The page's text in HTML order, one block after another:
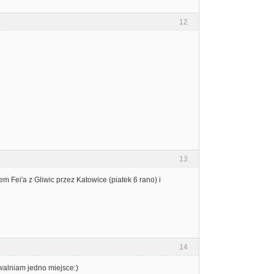
12
13
Fei'a z Gliwic przez Katowice (piatek 6 rano) i
14
jedno miejsce:)